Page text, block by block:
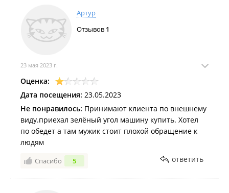
следом наружу. Зато цена выросла до 150 рублей. У
повара случилось головокружение от успеха?
Артур
Отзывов 1
23 мая 2023 г.
Оценка:
Дата посещения: 23.05.2023
Не понравилось: Принимают клиента по внешнему
виду.приехал зелёный угол машину купить. Хотел
по обедет а там мужик стоит плохой обращение к
людям
Спасибо 5 ответить